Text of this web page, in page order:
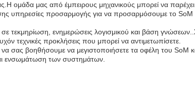
ομάδα μας από έμπειρους μηχανικούς μπορεί να παρέχει
υπηρεσίες προσαρμογής για να προσαρμόσουμε το SoM
τεκμηρίωση, ενημερώσεις λογισμικού και βάση
τεχνικές προκλήσεις που μπορεί να αντιμετωπίσετε.
σας βοηθήσουμε να μεγιστοποιήσετε τα οφέλη του SoM
ενσωμάτωση των συστημάτων.